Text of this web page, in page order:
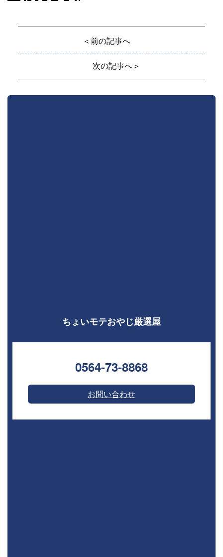
＜前の記事へ
次の記事へ＞
ちょいモテおやじ厳選屋
0564-73-8868⁣
お問い合わせ